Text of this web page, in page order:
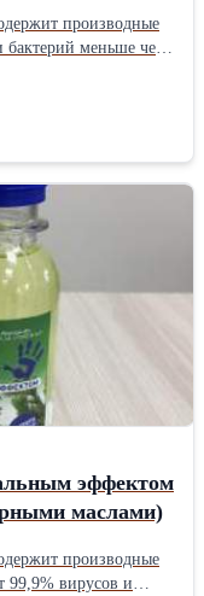
меньше чем
пленку
2-х часов.
Размер фасовки в
эффектом
маслами)
99,9% вирусов и